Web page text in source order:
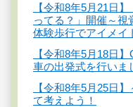
【令和8年5月21日
ってる？」開催～視
体験歩行でアイメイ
【令和8年5月18日
車の出発式を行いま
【令和8年5月25日
て考えよう！